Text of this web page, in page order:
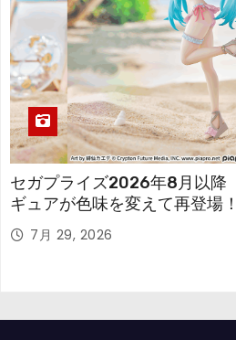
セガプライズ2026年8月以降
ギュアが色味を変えて再登場！
7月 29, 2026